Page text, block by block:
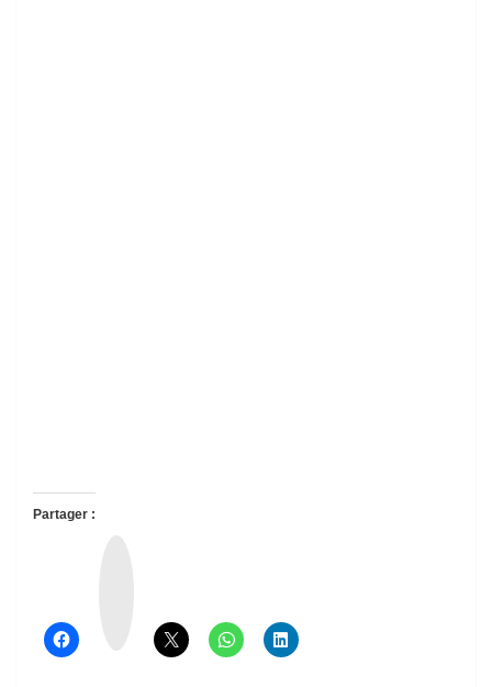
Partager :